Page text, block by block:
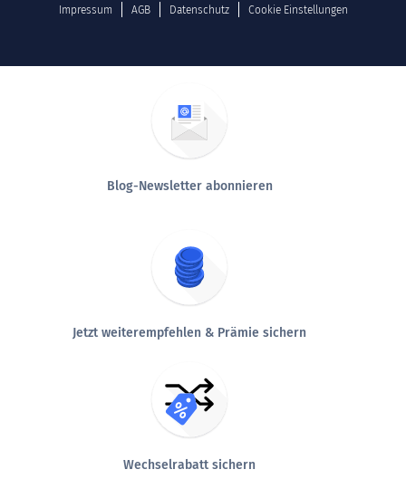
Impressum AGB Datenschutz Cookie Einstellungen
Blog-Newsletter abonnieren
Jetzt weiterempfehlen & Prämie sichern
Wechselrabatt sichern